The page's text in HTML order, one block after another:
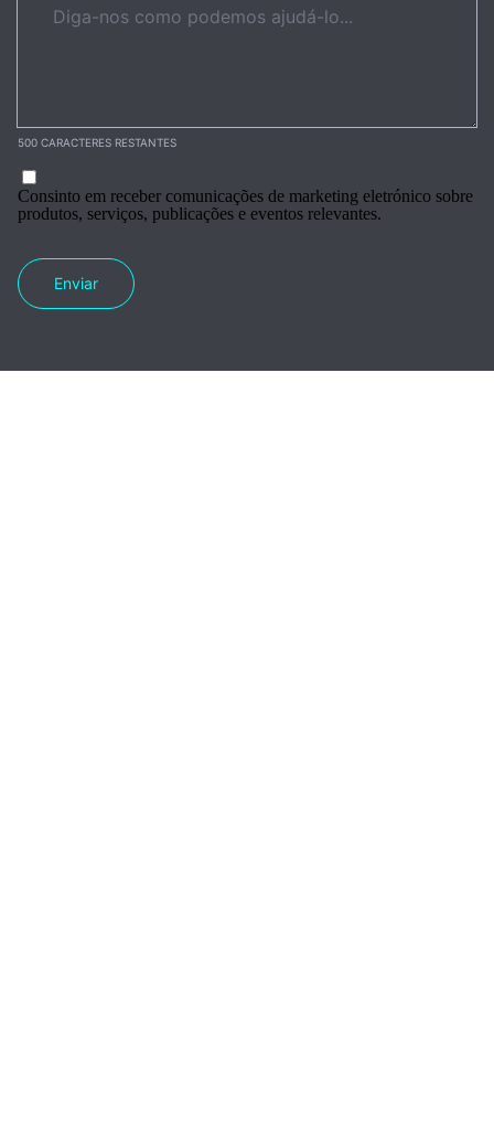
500 CARACTERES RESTANTES
Consinto em receber comunicações de marketing eletrónico sobre
produtos, serviços, publicações e eventos relevantes.
Enviar